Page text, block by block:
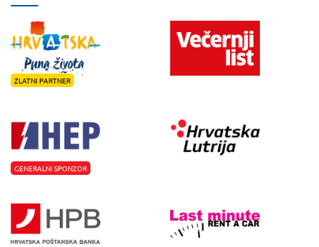
ZLATNI PARTNER
GENERALNI SPONZOR